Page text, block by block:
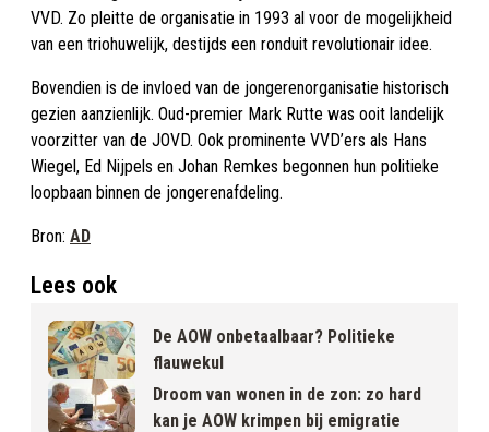
VVD. Zo pleitte de organisatie in 1993 al voor de mogelijkheid
van een triohuwelijk, destijds een ronduit revolutionair idee.
Bovendien is de invloed van de jongerenorganisatie historisch
gezien aanzienlijk. Oud-premier Mark Rutte was ooit landelijk
voorzitter van de JOVD. Ook prominente VVD’ers als Hans
Wiegel, Ed Nijpels en Johan Remkes begonnen hun politieke
loopbaan binnen de jongerenafdeling.
Bron: AD
Lees ook
De AOW onbetaalbaar? Politieke
flauwekul
Droom van wonen in de zon: zo hard
kan je AOW krimpen bij emigratie